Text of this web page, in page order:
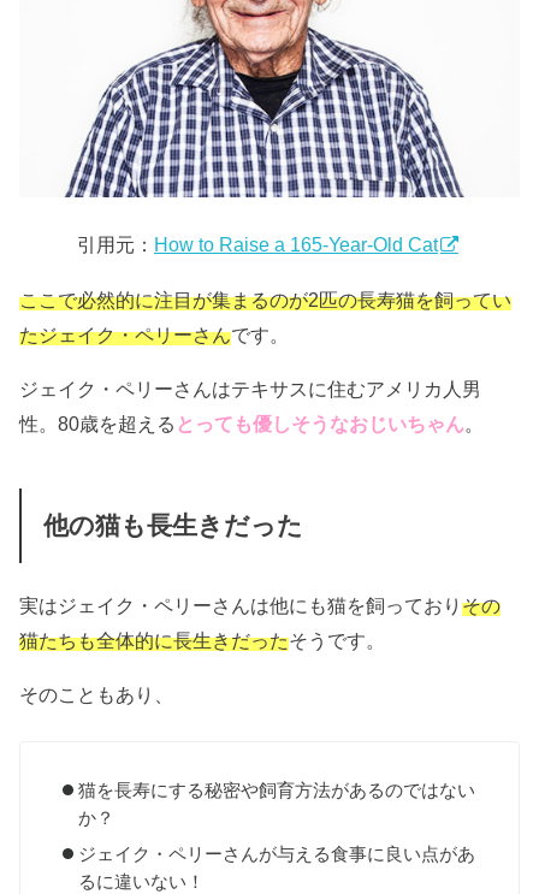
引用元： How to Raise a 165-Year-Old Cat
ここで必然的に注目が集まるのが2匹の長寿猫を飼ってい
たジェイク・ペリーさんです。
ジェイク・ペリーさんはテキサスに住むアメリカ人男
性。80歳を超える とっても優しそうなおじいちゃん。
他の猫も長生きだった
実はジェイク・ペリーさんは他にも猫を飼っておりその
猫たちも全体的に長生きだったそうです。
そのこともあり、
猫を長寿にする秘密や飼育方法があるのではない
か？
ジェイク・ペリーさんが与える食事に良い点があ
るに違いない！